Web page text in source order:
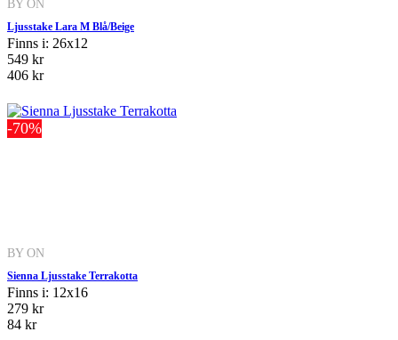
BY ON
Ljusstake Lara M Blå/Beige
Finns i: 26x12
549 kr
406 kr
-70%
BY ON
Sienna Ljusstake Terrakotta
Finns i: 12x16
279 kr
84 kr